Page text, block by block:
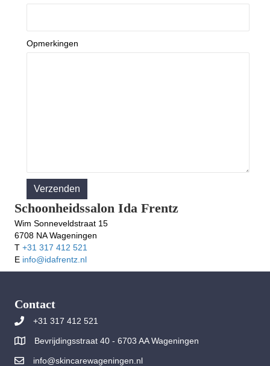
Opmerkingen
Schoonheidssalon Ida Frentz
Wim Sonneveldstraat 15
6708 NA Wageningen
T +31 317 412 521
E info@idafrentz.nl
Contact
+31 317 412 521
Bevrijdingsstraat 40 - 6703 AA Wageningen
info@skincarewageningen.nl